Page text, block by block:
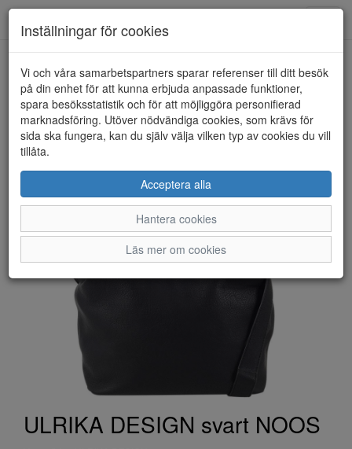
HEM ULRIKA DESIGN
ULRIKA DESIGN svart NOOS
Inställningar för cookies
Vi och våra samarbetspartners sparar referenser till ditt besök
på din enhet för att kunna erbjuda anpassade funktioner,
spara besöksstatistik och för att möjliggöra personifierad
marknadsföring. Utöver nödvändiga cookies, som krävs för
sida ska fungera, kan du själv välja vilken typ av cookies du vill
tillåta.
Acceptera alla
Hantera cookies
Läs mer om cookies